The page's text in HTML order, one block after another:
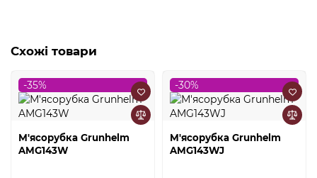
Схожі товари
-35%
М'ясорубка Grunhelm
AMG143W
-30%
М'ясорубка Grunhelm
AMG143WJ